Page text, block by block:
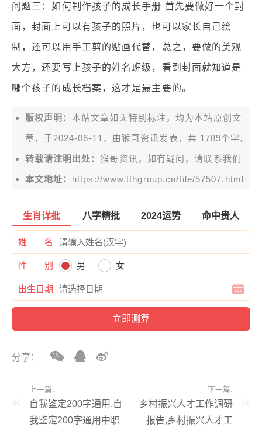
问题三：如何制作孩子的成长手册 首先要做好一个封
面，封面上可以有孩子的照片，也可以家长自己绘
制，还可以用手工剪的贴画代替，总之，要做的美观
大方，还要写上孩子的姓名班级，看到封面就知道是
哪个孩子的成长档案，这才是最主要的。
版权声明： 本站文章如无特别标注，均为本站原创文
章，于2024-06-11，由猴哥资讯 发表，共 1789个字。
转载请注明出处：猴哥资讯，如有疑问，请联系我们
本文地址： https://www.tthgroup.cn/file/57507.html
生肖详批 八字精批 2024运势 命中贵人
姓 名
性 别 男 女
出生日期
分享：
上一篇:
自我鉴定200字通用,自
我鉴定200字通用中职
下一篇:
乡村振兴人才工作调研
报告,乡村振兴人才工